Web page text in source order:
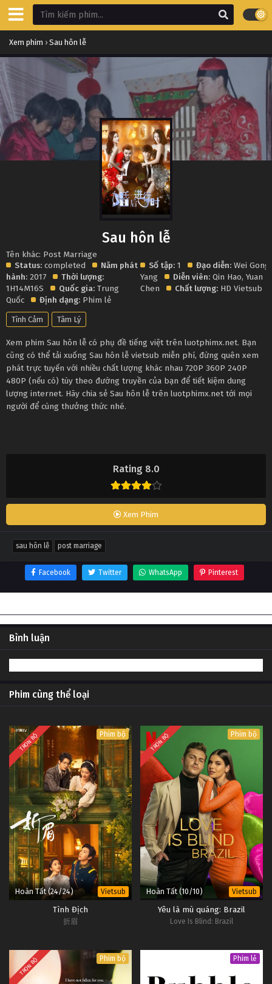
Xem phim › Sau hôn lễ
Rating 8.0
Xem Phim
Sau hôn lễ
Tên khác: Post Marriage
Status: completed
Năm phát
hành: 2017
Thời lượng:
1H14M16S
Quốc gia: Trung
Quốc
Định dạng: Phim lẻ
Số tập: 1 Đạo diễn: Wei Gong
Yang
Diễn viên: Qin Hao,Yuan
Chen
Chất lượng: HD Vietsub
Tình Cảm Tâm Lý
Xem phim Sau hôn lễ có phụ đề tiếng việt trên luotphimx.net. Bạn
cũng có thể tải xuống Sau hôn lễ vietsub miễn phí, đừng quên xem
phát trực tuyến với nhiều chất lượng khác nhau 720P 360P 240P
480P (nếu có) tùy theo đường truyền của bạn để tiết kiệm dung
lượng internet. Hãy chia sẻ Sau hôn lễ trên luotphimx.net tới mọi
người để cùng thưởng thức nhé.
sau hôn lễ post marriage
Facebook Twitter WhatsApp Pinterest
Bình luận
Phim cùng thể loại
TRỌN BỘ Phim bộ
Hoàn Tất (24/24) Vietsub
Tình Địch
折眉
TRỌN BỘ Phim bộ
Hoàn Tất (10/10) Vietsub
Yêu là mù quáng: Brazil
Love Is Blind: Brazil
TRỌN BỘ Phim bộ Phim lẻ